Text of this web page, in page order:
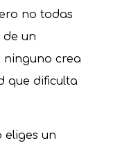
no todas
un
crea
que dificulta
un